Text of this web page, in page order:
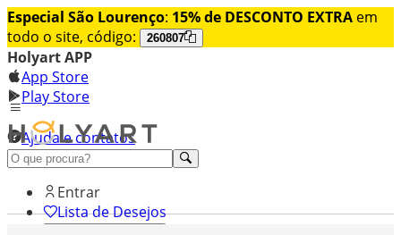
Especial São Lourenço: 15% de DESCONTO EXTRA em
todo o site, código:
260807
Holyart APP
App Store
Play Store
Ajuda e contatos
Conheça premium
Entrar
Lista de Desejos